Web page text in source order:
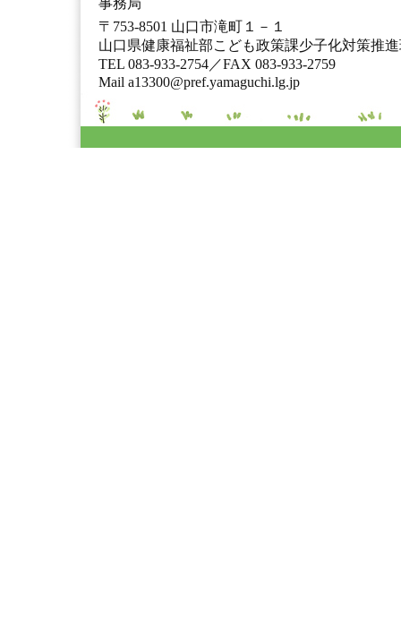
事務局
〒753-8501 山口市滝町１－１
山口県健康福祉部こども政策課少子化対策推
TEL 083-933-2754／FAX 083-933-2759
Mail a13300@pref.yamaguchi.lg.jp